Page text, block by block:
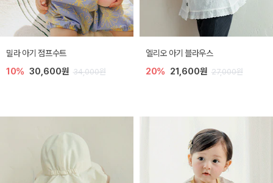
밀라 아기 점프수트
10% 30,600원 34,000원
엘리오 아기 블라우스
20% 21,600원 27,000원